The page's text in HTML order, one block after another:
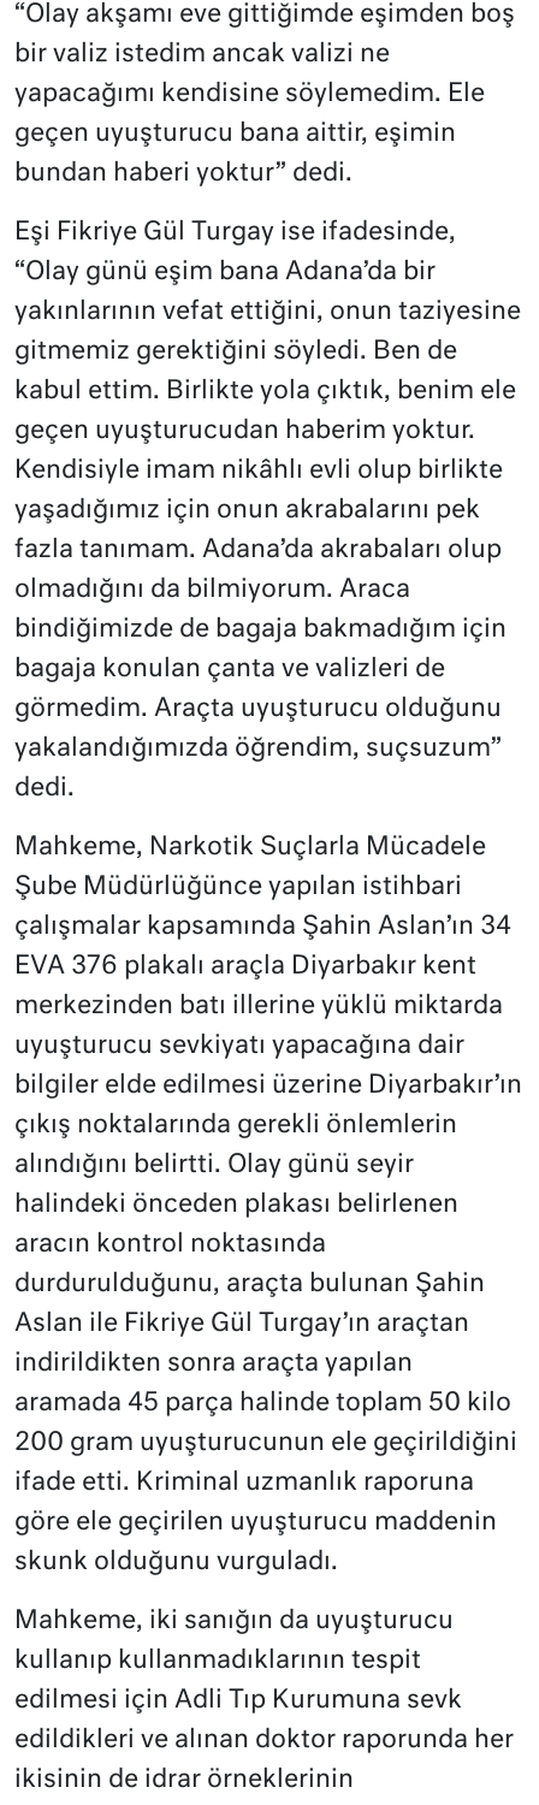
“Olay akşamı eve gittiğimde eşimden boş
bir valiz istedim ancak valizi ne
yapacağımı kendisine söylemedim. Ele
geçen uyuşturucu bana aittir, eşimin
bundan haberi yoktur” dedi.
Eşi Fikriye Gül Turgay ise ifadesinde,
“Olay günü eşim bana Adana’da bir
yakınlarının vefat ettiğini, onun taziyesine
gitmemiz gerektiğini söyledi. Ben de
kabul ettim. Birlikte yola çıktık, benim ele
geçen uyuşturucudan haberim yoktur.
Kendisiyle imam nikâhlı evli olup birlikte
yaşadığımız için onun akrabalarını pek
fazla tanımam. Adana’da akrabaları olup
olmadığını da bilmiyorum. Araca
bindiğimizde de bagaja bakmadığım için
bagaja konulan çanta ve valizleri de
görmedim. Araçta uyuşturucu olduğunu
yakalandığımızda öğrendim, suçsuzum”
dedi.
Mahkeme, Narkotik Suçlarla Mücadele
Şube Müdürlüğünce yapılan istihbari
çalışmalar kapsamında Şahin Aslan’ın 34
EVA 376 plakalı araçla Diyarbakır kent
merkezinden batı illerine yüklü miktarda
uyuşturucu sevkiyatı yapacağına dair
bilgiler elde edilmesi üzerine Diyarbakır’ın
çıkış noktalarında gerekli önlemlerin
alındığını belirtti. Olay günü seyir
halindeki önceden plakası belirlenen
aracın kontrol noktasında
durdurulduğunu, araçta bulunan Şahin
Aslan ile Fikriye Gül Turgay’ın araçtan
indirildikten sonra araçta yapılan
aramada 45 parça halinde toplam 50 kilo
200 gram uyuşturucunun ele geçirildiğini
ifade etti. Kriminal uzmanlık raporuna
göre ele geçirilen uyuşturucu maddenin
skunk olduğunu vurguladı.
Mahkeme, iki sanığın da uyuşturucu
kullanıp kullanmadıklarının tespit
edilmesi için Adli Tıp Kurumuna sevk
edildikleri ve alınan doktor raporunda her
ikisinin de idrar örneklerinin